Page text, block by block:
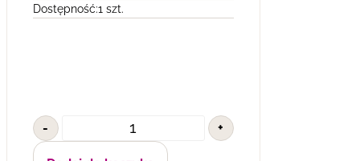
Dostępność:1 szt.
- +